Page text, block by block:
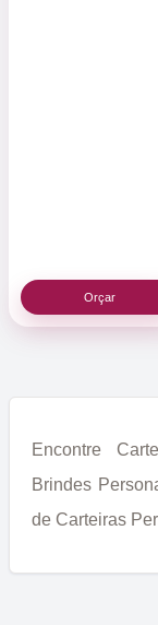
Orçar
Encontre
Brindes
de Carteiras